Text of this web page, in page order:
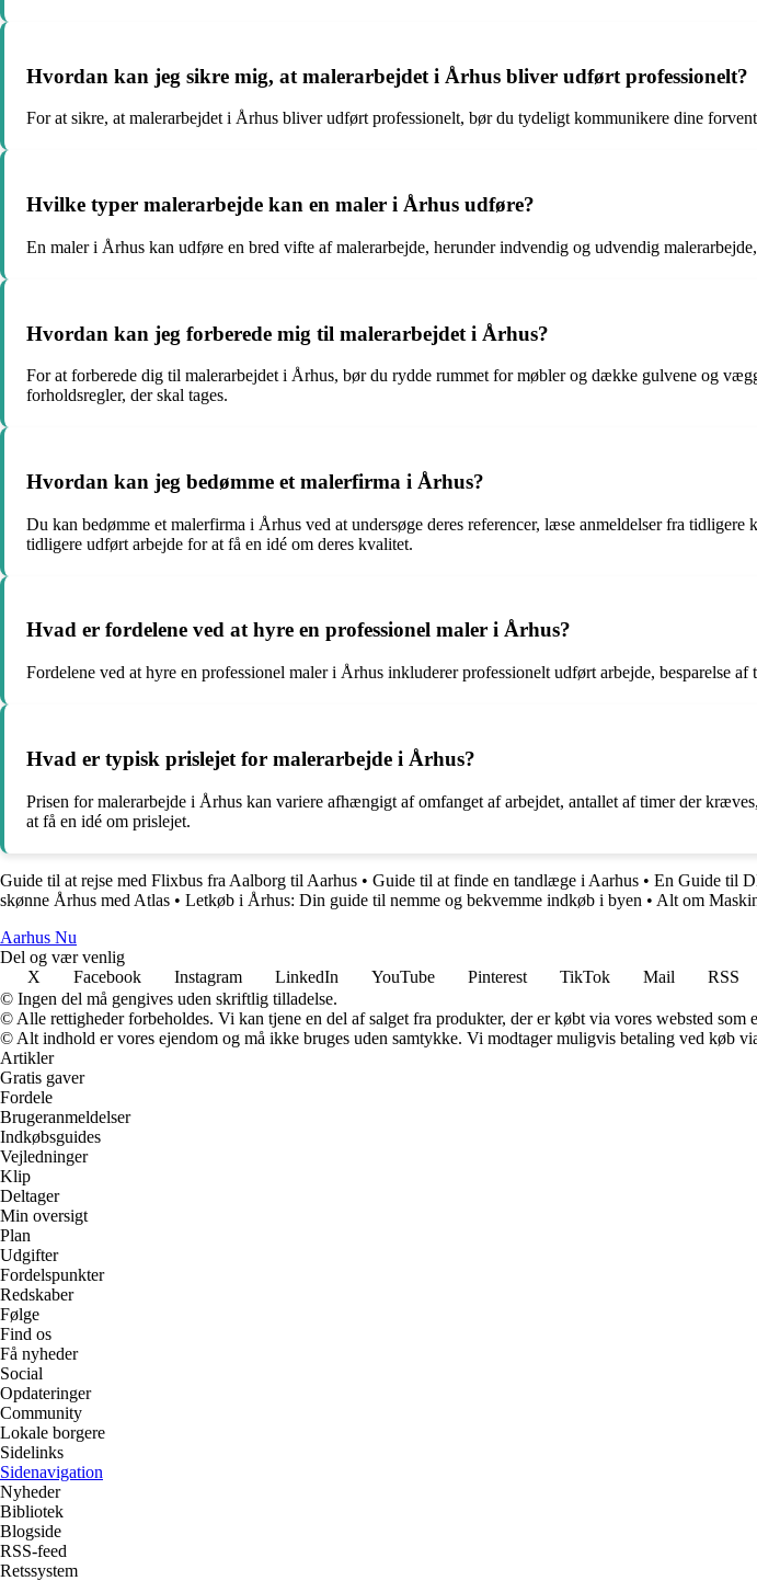
Hvordan kan jeg sikre mig, at malerarbejdet i Århus bliver udført professionelt?
For at sikre, at malerarbejdet i Århus bliver udført professionelt, bør du tydeligt kommunikere dine
Hvilke typer malerarbejde kan en maler i Århus udføre?
En maler i Århus kan udføre en bred vifte af malerarbejde, herunder indvendig og udvendig
Hvordan kan jeg forberede mig til malerarbejdet i Århus?
For at forberede dig til malerarbejdet i Århus, bør du rydde rummet for møbler og dække gulvene og
forholdsregler, der skal tages.
Hvordan kan jeg bedømme et malerfirma i Århus?
Du kan bedømme et malerfirma i Århus ved at undersøge deres referencer, læse anmeldelser fra
tidligere udført arbejde for at få en idé om deres kvalitet.
Hvad er fordelene ved at hyre en professionel maler i Århus?
Fordelene ved at hyre en professionel maler i Århus inkluderer professionelt udført arbejde, besparelse
Hvad er typisk prislejet for malerarbejde i Århus?
Prisen for malerarbejde i Århus kan variere afhængigt af omfanget af arbejdet, antallet af timer der
at få en idé om prislejet.
Guide til at rejse med Flixbus fra Aalborg til Aarhus • Guide til at finde en tandlæge i Aarhus • En Guide til
skønne Århus med Atlas • Letkøb i Århus: Din guide til nemme og bekvemme indkøb i byen • Alt om
Aarhus Nu
Del og vær venlig
X
Facebook Instagram LinkedIn YouTube Pinterest TikTok Mail
RSS
© Ingen del må gengives uden skriftlig tilladelse.
© Alle rettigheder forbeholdes. Vi kan tjene en del af salget fra produkter, der er købt via vores websted som
© Alt indhold er vores ejendom og må ikke bruges uden samtykke. Vi modtager muligvis betaling ved køb
Artikler
Gratis gaver
Fordele
Brugeranmeldelser
Indkøbsguides
Vejledninger
Klip
Deltager
Min oversigt
Plan
Udgifter
Fordelspunkter
Redskaber
Følge
Find os
Få nyheder
Social
Opdateringer
Community
Lokale borgere
Sidelinks
Sidenavigation
Nyheder
Bibliotek
Blogside
RSS-feed
Retssystem